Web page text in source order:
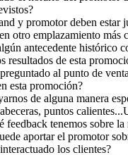
y promotor deben estar
otro emplazamiento más
antecedente histórico
resultados de esta
al punto de
esta promoción?
de alguna manera
puntos
feedback tenemos sobre la
aportar el promotor
los clientes?